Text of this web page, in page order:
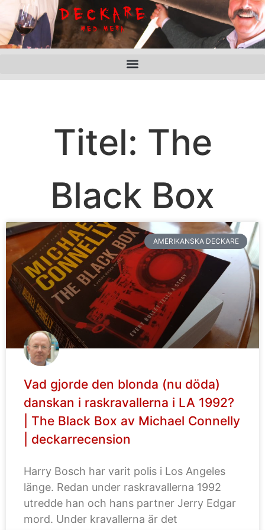
Titel: The
Black Box
AMERIKANSKA DECKARE
Vad gjorde den blonda (nu döda)
danskan i raskravallerna i LA 1992?
| The Black Box av Michael Connelly
| deckarrecension
Harry Bosch har varit polis i Los Angeles
länge. Redan under raskravallerna 1992
utredde han och hans partner Jerry Edgar
mord. Under kravallerna är det